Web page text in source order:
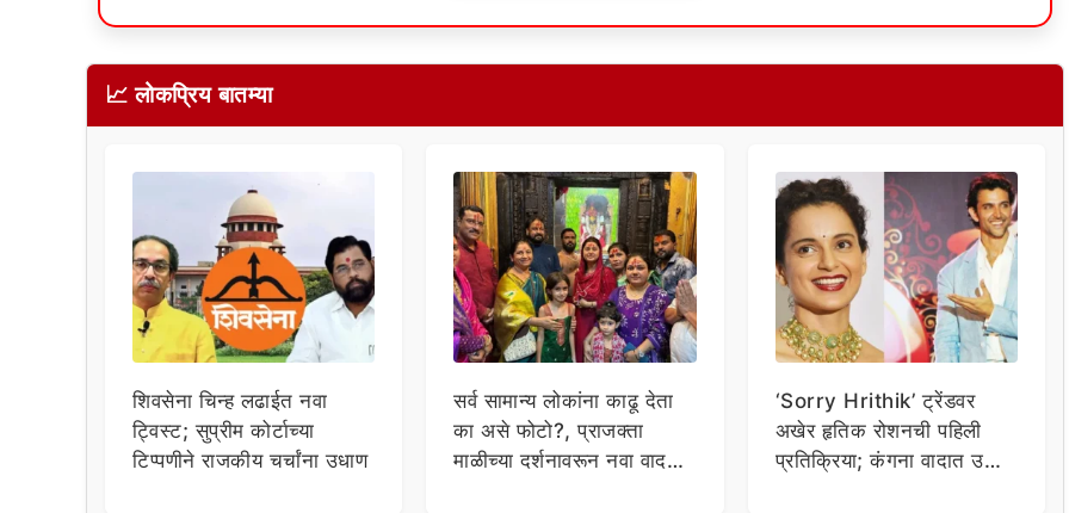
📈 लोकप्रिय बातम्या
शिवसेना चिन्ह लढाईत नवा
ट्विस्ट; सुप्रीम कोर्टाच्या
टिप्पणीने राजकीय चर्चांना उधाण
सर्व सामान्य लोकांना काढू देता
का असे फोटो?, प्राजक्ता
माळीच्या दर्शनावरून नवा वाद;
‘Sorry Hrithik’ ट्रेंडवर
अखेर हृतिक रोशनची पहिली
प्रतिक्रिया; कंगना वादात उडी